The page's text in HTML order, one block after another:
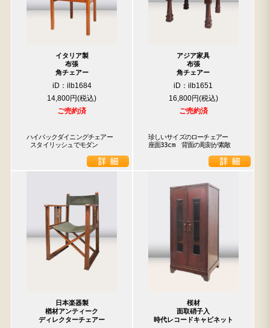
イタリア製
布張
角チェアー
iD：ilb1684
14,800円
ご売約済
ハイバックダイニングチェアー
スタイリッシュでモダン
アジア家具
布張
角チェアー
iD：ilb1651
16,800円
ご売約済
珍しいサイズのローチェアー
座面33cm　背面の彫刻が素敵
日本楽器製
楢材アンティーク
ディレクターチェアー
桜材
面取硝子入
時代レコードキャビネット